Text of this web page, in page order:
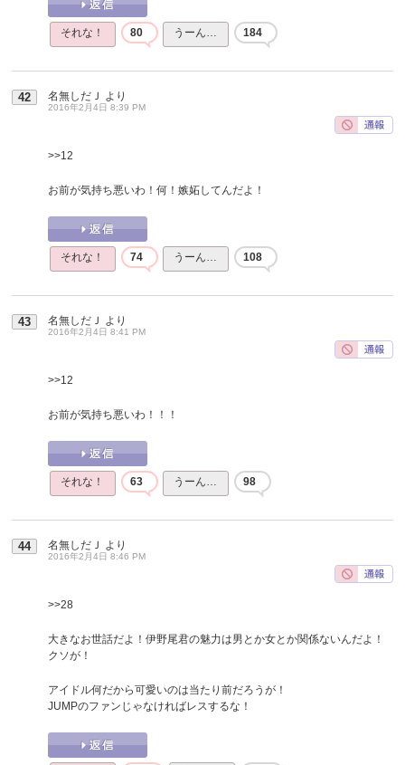
それな！ 80 うーん… 184
42 名無しだＪ より
2016年2月4日 8:39 PM
>>12
お前が気持ち悪いわ！何！嫉妬してんだよ！
それな！ 74 うーん… 108
43 名無しだＪ より
2016年2月4日 8:41 PM
>>12
お前が気持ち悪いわ！！！
それな！ 63 うーん… 98
44 名無しだＪ より
2016年2月4日 8:46 PM
>>28
大きなお世話だよ！伊野尾君の魅力は男とか女とか関係ないんだよ！
クソが！
アイドル何だから可愛いのは当たり前だろうが！
JUMPのファンじゃなければレスするな！